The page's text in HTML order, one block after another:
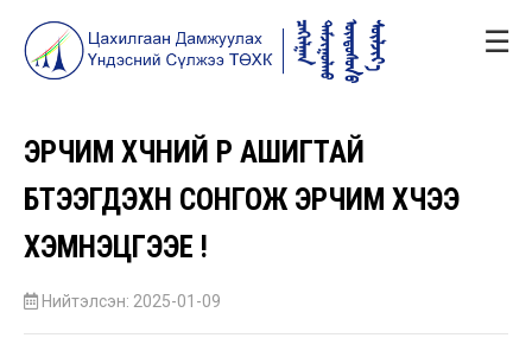
☰
ЭРЧИМ ХҮЧНИЙ ҮР АШИГТАЙ
БҮТЭЭГДЭХҮҮН СОНГОЖ ЭРЧИМ ХҮЧЭЭ
ХЭМНЭЦГЭЭЕ !
Нийтэлсэн: 2025-01-09